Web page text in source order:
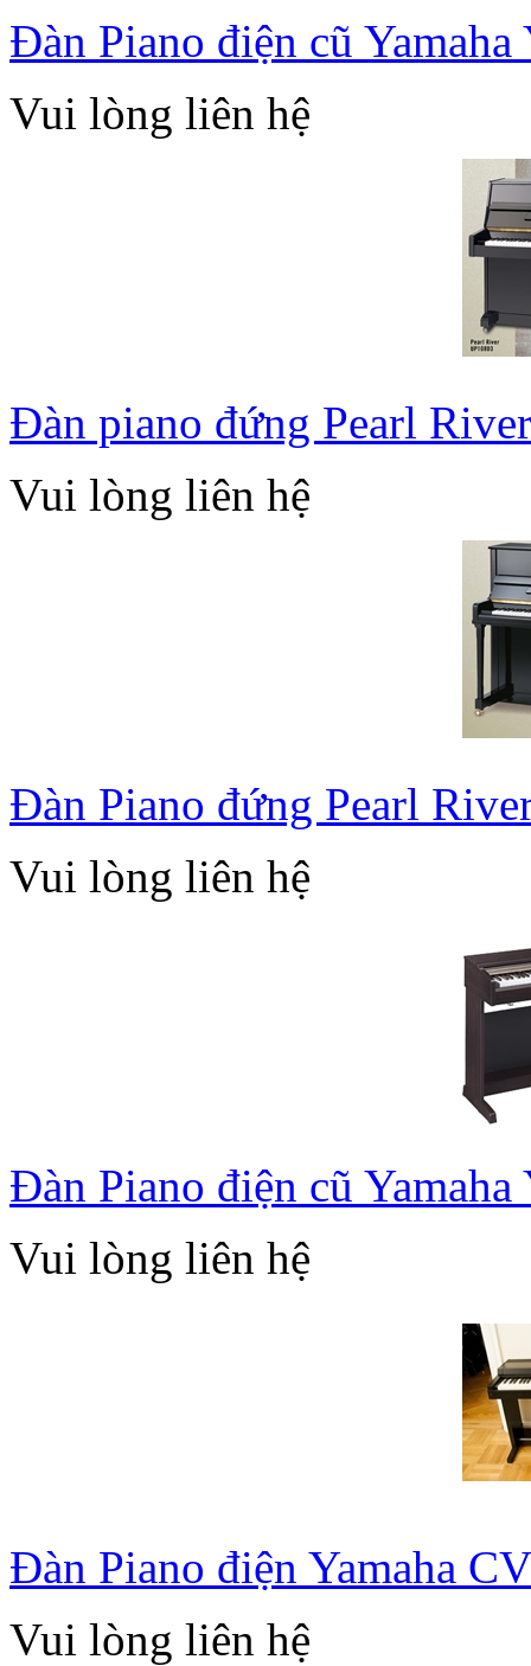
Đàn Piano điện cũ Yamaha
Vui lòng liên hệ
Đàn piano đứng Pearl
Vui lòng liên hệ
Đàn Piano đứng Pearl
Vui lòng liên hệ
Đàn Piano điện cũ Yamaha
Vui lòng liên hệ
Đàn Piano điện Yamaha
Vui lòng liên hệ